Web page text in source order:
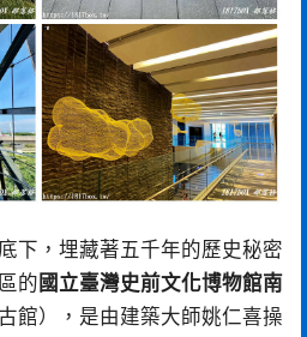
下，埋藏著五千年的歷史秘密
的 國立臺灣史前文化博物館南
館），是由建築大師姚仁喜操